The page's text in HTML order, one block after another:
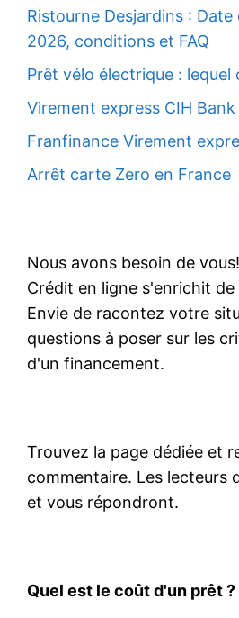
Ristourne Desjardins :
2026, conditions et FAQ
Prêt vélo électrique : lequel
Virement express CIH Bank
Franfinance Virement
Arrêt carte Zero en France
Nous avons besoin de
Crédit en ligne s'enrichit
Envie de racontez votre
questions à poser sur les
d'un financement.
Trouvez la page dédiée et
commentaire. Les lecteurs
et vous répondront.
Quel est le coût d'un prêt ?